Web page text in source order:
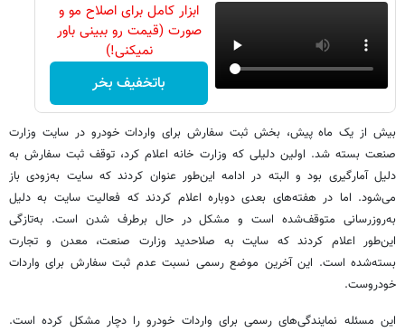
ابزار کامل برای اصلاح مو و
صورت (قیمت رو ببینی باور
نمیکنی!)
باتخفیف بخر
بیش از یک ماه پیش، بخش ثبت سفارش برای واردات خودرو در سایت وزارت
صنعت بسته شد. اولین دلیلی که وزارت خانه اعلام کرد، توقف ثبت سفارش به
دلیل آمارگیری بود و البته در ادامه این‌طور عنوان کردند که سایت به‌زودی باز
می‌شود. اما در هفته‌های بعدی دوباره اعلام کردند که فعالیت سایت به دلیل
به‌روزرسانی متوقف‌شده است و مشکل در حال برطرف شدن است. به‌تازگی
این‌طور اعلام کردند که سایت به صلاحدید وزارت صنعت، معدن و تجارت
بسته‌شده است. این آخرین موضع رسمی نسبت عدم ثبت سفارش برای واردات
خودروست.
این مسئله نمایندگی‌های رسمی برای واردات خودرو را دچار مشکل کرده است.